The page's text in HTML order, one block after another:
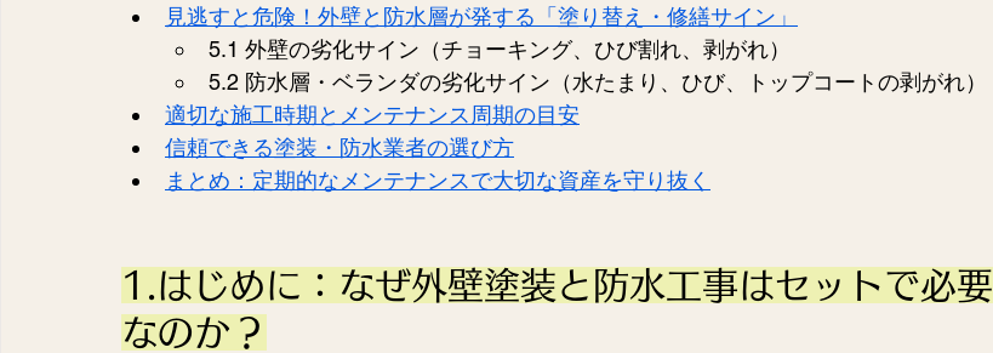
見逃すと危険！外壁と防水層が発する「塗り替え・修繕サイン」
5.1 外壁の劣化サイン（チョーキング、ひび割れ、剥がれ）
5.2 防水層・ベランダの劣化サイン（水たまり、ひび、トップコートの剥がれ）
適切な施工時期とメンテナンス周期の目安
信頼できる塗装・防水業者の選び方
まとめ：定期的なメンテナンスで大切な資産を守り抜く
1.はじめに：なぜ外壁塗装と防水工事はセットで必要
なのか？